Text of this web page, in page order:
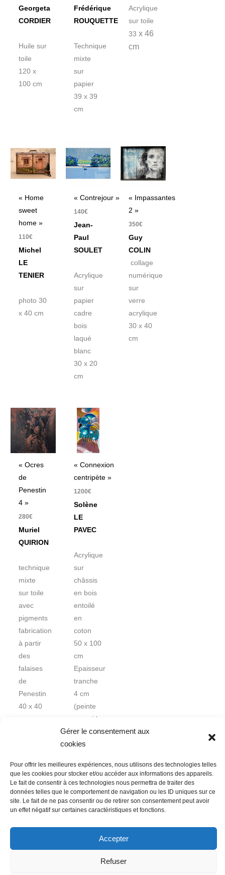
Gérer le consentement aux
cookies
Pour offrir les meilleures expériences, nous utilisons des technologies telles
que les cookies pour stocker et/ou accéder aux informations des appareils.
Le fait de consentir à ces technologies nous permettra de traiter des
données telles que le comportement de navigation ou les ID uniques sur ce
site. Le fait de ne pas consentir ou de retirer son consentement peut avoir
un effet négatif sur certaines caractéristiques et fonctions.
Accepter
Refuser
Georgeta
CORDIER
Huile sur
toile
120 x
100 cm
Frédérique
ROUQUETTE
Technique
mixte
sur
papier
39 x 39
cm
Acrylique
sur toile
33 x 46
cm
« Home
sweet
home »
110€
Michel
LE
TENIER
photo 30
x 40 cm
« Contrejour »
140€
Jean-
Paul
SOULET
Acrylique
sur
papier
cadre
bois
laqué
blanc
30 x 20
cm
« Impassantes
2 »
350€
Guy
COLIN
collage
numérique
sur
verre
acrylique
30 x 40
cm
« Ocres
de
Penestin
4 »
280€
Muriel
QUIRION
technique
mixte
sur toile
avec
pigments
fabrication
à partir
des
falaises
de
Penestin
40 x 40
« Connexion
centripète »
1200€
Solène
LE
PAVEC
Acrylique
sur
châssis
en bois
entoilé
en
coton
50 x 100
cm
Epaisseur
tranche
4 cm
(peinte
en noir)
Nous contacter
Conditions Générales de Ventes
Politique de confidentialité
Mentions légales